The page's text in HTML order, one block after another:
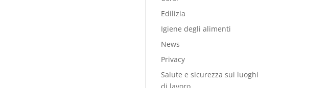
Edilizia
Igiene degli alimenti
News
Privacy
Salute e sicurezza sui luoghi